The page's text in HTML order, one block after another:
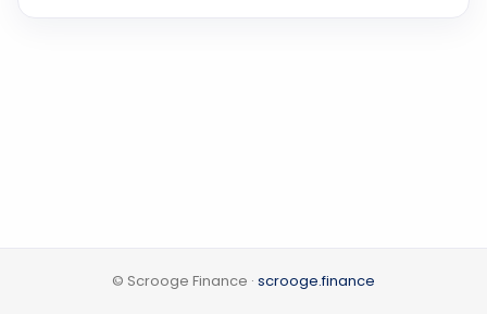
© Scrooge Finance · scrooge.finance